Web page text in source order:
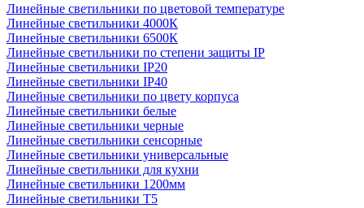
Линейные светильники по цветовой температуре
Линейные светильники 4000К
Линейные светильники 6500К
Линейные светильники по степени защиты IP
Линейные светильники IP20
Линейные светильники IP40
Линейные светильники по цвету корпуса
Линейные светильники белые
Линейные светильники черные
Линейные светильники сенсорные
Линейные светильники универсальные
Линейные светильники для кухни
Линейные светильники 1200мм
Линейные светильники Т5